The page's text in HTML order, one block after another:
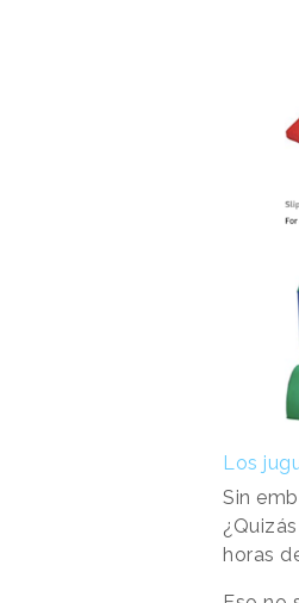
Los
Sin
horas